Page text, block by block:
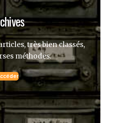
très bien classés,
méthodes.